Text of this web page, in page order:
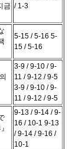
금 / 1-3
5-15 / 5-16 5-
15 / 5-16
3-9 / 9-10 / 9-
11 / 9-12 / 9-5
3-9 / 9-10 / 9-
11 / 9-12 / 9-5
9-13 / 9-14 / 9-
16 / 10-1 9-13
/ 9-14 / 9-16 /
10-1